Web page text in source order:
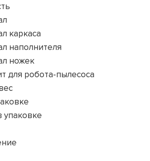
каркаса
наполнителя
ножек
для робота-пылесоса